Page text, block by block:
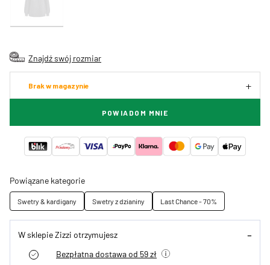
Znajdź swój rozmiar
Brak w magazynie
POWIADOM MNIE
Powiązane kategorie
Swetry & kardigany Swetry z dzianiny Last Chance - 70%
W sklepie Zizzi otrzymujesz
Bezpłatna dostawa od 59 zł